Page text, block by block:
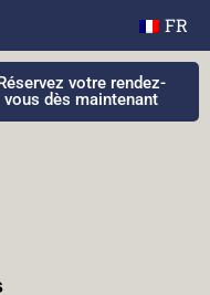
FR
votre rendez-
vous dès maintenant